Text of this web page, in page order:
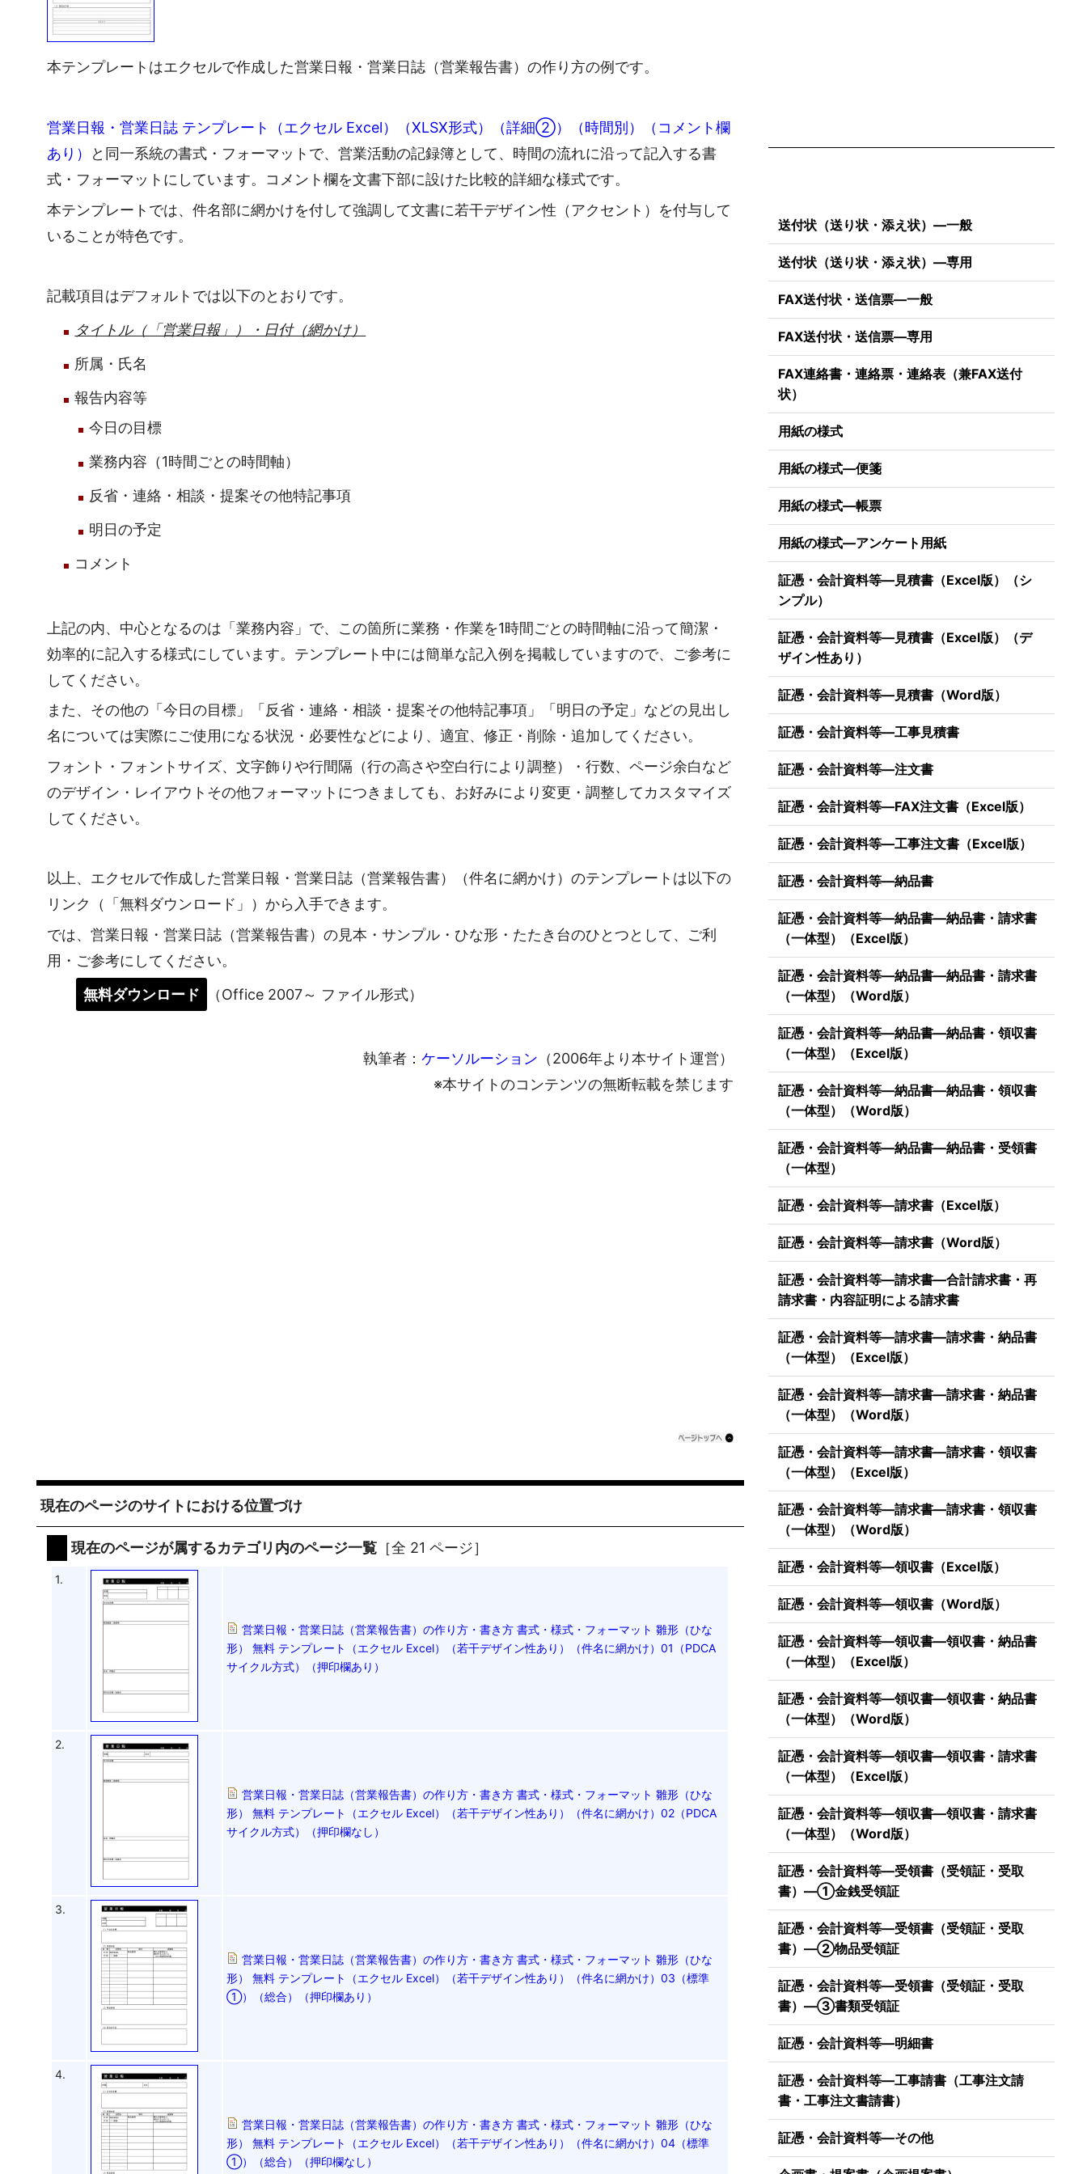
本テンプレートはエクセルで作成した営業日報・営業日誌（営業報告書）の作り方の例です。
営業日報・営業日誌 テンプレート（エクセル Excel）（XLSX形式）（詳細②）（時間別）（コメント欄
あり）
と同一系統の書式・フォーマットで、営業活動の記録簿として、時間の流れに沿って記入する書
式・フォーマットにしています。コメント欄を文書下部に設けた比較的詳細な様式です。
本テンプレートでは、件名部に網かけを付して強調して文書に若干デザイン性（アクセント）を付与して
いることが特色です。
記載項目はデフォルトでは以下のとおりです。
タイトル（「営業日報」）・日付（網かけ）
所属・氏名
報告内容等
今日の目標
業務内容（1時間ごとの時間軸）
反省・連絡・相談・提案その他特記事項
明日の予定
コメント
上記の内、中心となるのは「業務内容」で、この箇所に業務・作業を1時間ごとの時間軸に沿って簡潔・
効率的に記入する様式にしています。テンプレート中には簡単な記入例を掲載していますので、ご参考に
してください。
また、その他の「今日の目標」「反省・連絡・相談・提案その他特記事項」「明日の予定」などの見出し
名については実際にご使用になる状況・必要性などにより、適宜、修正・削除・追加してください。
フォント・フォントサイズ、文字飾りや行間隔（行の高さや空白行により調整）・行数、ページ余白など
のデザイン・レイアウトその他フォーマットにつきましても、お好みにより変更・調整してカスタマイズ
してください。
以上、エクセルで作成した営業日報・営業日誌（営業報告書）（件名に網かけ）のテンプレートは以下の
リンク（「無料ダウンロード」）から入手できます。
では、営業日報・営業日誌（営業報告書）の見本・サンプル・ひな形・たたき台のひとつとして、ご利
用・ご参考にしてください。
無料ダウンロード
（Office 2007～ ファイル形式）
執筆者： ケーソルーション （2006年より本サイト運営）
※本サイトのコンテンツの無断転載を禁じます
現在のページのサイトにおける位置づけ
現在のページが属するカテゴリ内のページ一覧 ［全 21 ページ］
1.
営業日報・営業日誌（営業報告書）の作り方・書き方 書式・様式・フォーマット 雛形（ひな
形） 無料 テンプレート（エクセル Excel）（若干デザイン性あり）（件名に網かけ）01（PDCA
サイクル方式）（押印欄あり）
2.
営業日報・営業日誌（営業報告書）の作り方・書き方 書式・様式・フォーマット 雛形（ひな
形） 無料 テンプレート（エクセル Excel）（若干デザイン性あり）（件名に網かけ）02（PDCA
サイクル方式）（押印欄なし）
3.
営業日報・営業日誌（営業報告書）の作り方・書き方 書式・様式・フォーマット 雛形（ひな
形） 無料 テンプレート（エクセル Excel）（若干デザイン性あり）（件名に網かけ）03（標準
①）（総合）（押印欄あり）
4.
営業日報・営業日誌（営業報告書）の作り方・書き方 書式・様式・フォーマット 雛形（ひな
形） 無料 テンプレート（エクセル Excel）（若干デザイン性あり）（件名に網かけ）04（標準
①）（総合）（押印欄なし）
送付状（送り状・添え状）―一般
送付状（送り状・添え状）―専用
FAX送付状・送信票―一般
FAX送付状・送信票―専用
FAX連絡書・連絡票・連絡表（兼FAX送付
状）
用紙の様式
用紙の様式―便箋
用紙の様式―帳票
用紙の様式―アンケート用紙
証憑・会計資料等―見積書（Excel版）（シ
ンプル）
証憑・会計資料等―見積書（Excel版）（デ
ザイン性あり）
証憑・会計資料等―見積書（Word版）
証憑・会計資料等―工事見積書
証憑・会計資料等―注文書
証憑・会計資料等―FAX注文書（Excel版）
証憑・会計資料等―工事注文書（Excel版）
証憑・会計資料等―納品書
証憑・会計資料等―納品書―納品書・請求書
（一体型）（Excel版）
証憑・会計資料等―納品書―納品書・請求書
（一体型）（Word版）
証憑・会計資料等―納品書―納品書・領収書
（一体型）（Excel版）
証憑・会計資料等―納品書―納品書・領収書
（一体型）（Word版）
証憑・会計資料等―納品書―納品書・受領書
（一体型）
証憑・会計資料等―請求書（Excel版）
証憑・会計資料等―請求書（Word版）
証憑・会計資料等―請求書―合計請求書・再
請求書・内容証明による請求書
証憑・会計資料等―請求書―請求書・納品書
（一体型）（Excel版）
証憑・会計資料等―請求書―請求書・納品書
（一体型）（Word版）
証憑・会計資料等―請求書―請求書・領収書
（一体型）（Excel版）
証憑・会計資料等―請求書―請求書・領収書
（一体型）（Word版）
証憑・会計資料等―領収書（Excel版）
証憑・会計資料等―領収書（Word版）
証憑・会計資料等―領収書―領収書・納品書
（一体型）（Excel版）
証憑・会計資料等―領収書―領収書・納品書
（一体型）（Word版）
証憑・会計資料等―領収書―領収書・請求書
（一体型）（Excel版）
証憑・会計資料等―領収書―領収書・請求書
（一体型）（Word版）
証憑・会計資料等―受領書（受領証・受取
書）―①金銭受領証
証憑・会計資料等―受領書（受領証・受取
書）―②物品受領証
証憑・会計資料等―受領書（受領証・受取
書）―③書類受領証
証憑・会計資料等―明細書
証憑・会計資料等―工事請書（工事注文請
書・工事注文書請書）
証憑・会計資料等―その他